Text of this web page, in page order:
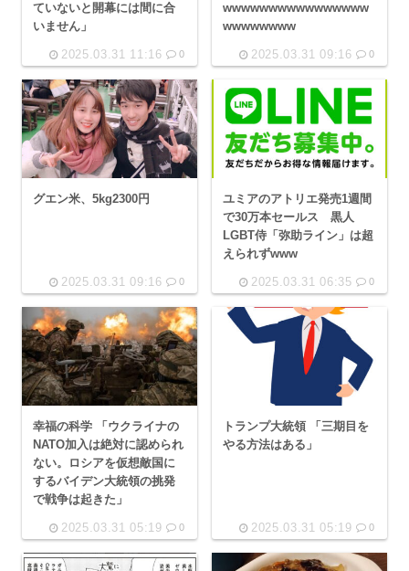
ていないと開幕には間に合
いません」
2025.03.31 11:16 0
wwwwwwwwwwwwwwww
wwwwwwww
2025.03.31 09:16 0
グエン米、5kg2300円
2025.03.31 09:16 0
ユミアのアトリエ発売1週間
で30万本セールス 黒人
LGBT侍「弥助ライン」は超
えられずwww
2025.03.31 06:35 0
幸福の科学 「ウクライナの
NATO加入は絶対に認められ
ない。ロシアを仮想敵国に
するバイデン大統領の挑発
で戦争は起きた」
2025.03.31 05:19 0
トランプ大統領 「三期目を
やる方法はある」
2025.03.31 05:19 0